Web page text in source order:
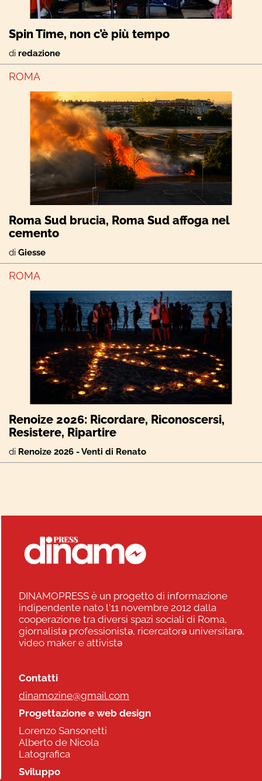
Spin Time, non c’è più tempo
di redazione
ROMA
Roma Sud brucia, Roma Sud affoga nel
cemento
di Giesse
ROMA
Renoize 2026: Ricordare, Riconoscersi,
Resistere, Ripartire
di Renoize 2026 - Venti di Renato
DINAMOPRESS è un progetto di informazione
indipendente nato l'11 novembre 2012 dalla
cooperazione tra diversi spazi sociali di Roma,
giornalistə professionistə, ricercatorə universitarə,
video maker e attivistə
Contatti
dinamozine@gmail.com
Progettazione e web design
Lorenzo Sansonetti
Alberto de Nicola
Latografica
Sviluppo